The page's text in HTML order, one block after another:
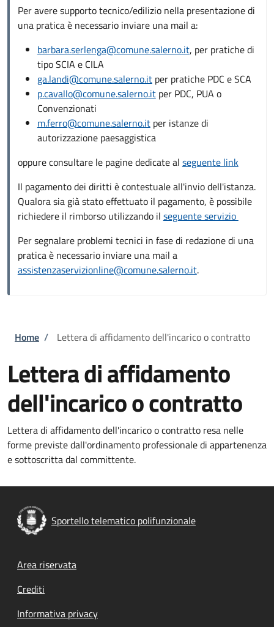
Per avere supporto tecnico/edilizio nella presentazione di
una pratica è necessario inviare una mail a:
barbara.serlenga@comune.salerno.it, per pratiche di
tipo SCIA e CILA
ga.landi@comune.salerno.itper pratiche PDC e SCA
p.cavallo@comune.salerno.itper PDC, PUA o
Convenzionati
m.ferro@comune.salerno.itper istanze di
autorizzazione paesaggistica
oppure consultare le pagine dedicate al seguente link
Il pagamento dei diritti è contestuale all'invio dell'istanza.
Qualora sia già stato effettuato il pagamento, è possibile
richiedere il rimborso utilizzando il seguente servizio
Per segnalare problemi tecnici in fase di redazione di una
pratica è necessario inviare una mail a
assistenzaservizionline@comune.salerno.it.
Briciole di pane
Home / Lettera di affidamento dell'incarico o contratto
Lettera di affidamento
dell'incarico o contratto
Lettera di affidamento dell'incarico o contratto resa nelle
forme previste dall'ordinamento professionale di appartenenza
e sottoscritta dal committente.
Sportello telematico polifunzionale
Footer menu
Area riservata
Crediti
Informativa privacy